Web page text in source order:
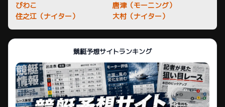
びわこ
住之江（ナイター）
唐津（モーニング）
大村（ナイター）
競艇予想サイトランキング